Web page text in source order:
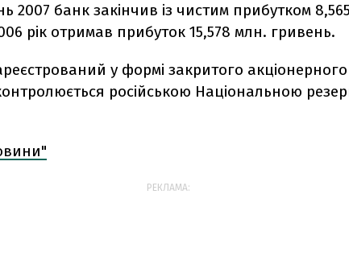
2007 банк закінчив із чистим прибутком
рік отримав прибуток 15,578 млн. гривень.
у формі закритого акціонерного
російською Національною
РЕКЛАМА: